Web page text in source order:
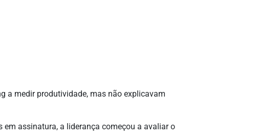
a medir produtividade, mas não explicavam
em assinatura, a liderança começou a avaliar o